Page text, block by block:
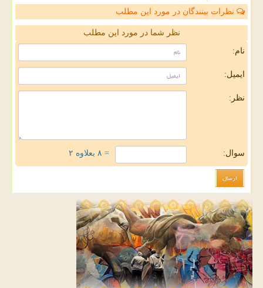
نظرات بینندگان در مورد این مطلب
نظر شما در مورد این مطلب
نام:
ایمیل:
نظر:
سوال: = ۸ بعلاوه ۲